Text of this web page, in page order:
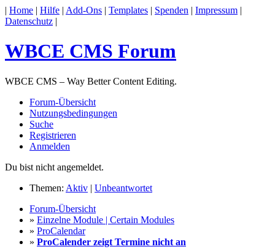
| Home | Hilfe | Add-Ons | Templates | Spenden | Impressum |
Datenschutz |
WBCE CMS Forum
WBCE CMS – Way Better Content Editing.
Forum-Übersicht
Nutzungsbedingungen
Suche
Registrieren
Anmelden
Du bist nicht angemeldet.
Themen: Aktiv | Unbeantwortet
Forum-Übersicht
» Einzelne Module | Certain Modules
» ProCalendar
» ProCalender zeigt Termine nicht an